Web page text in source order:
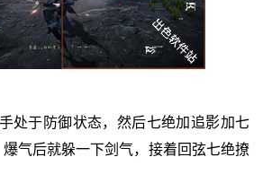
处于防御状态，然后七绝加追影加七
气后就躲一下剑气，接着回弦七绝撩